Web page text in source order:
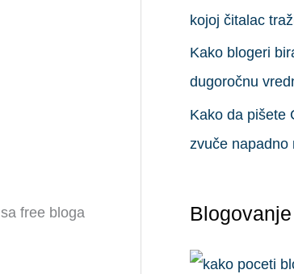
free bloga
kojoj čitalac
Kako blogeri
dugoročnu
Kako da pišete
zvuče napadno
Blogovanje